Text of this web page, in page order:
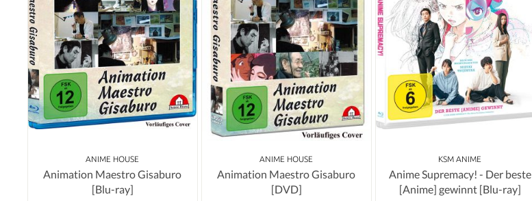
ANIME HOUSE
Animation Maestro Gisaburo
[Blu-ray]
ANIME HOUSE
Animation Maestro Gisaburo
[DVD]
KSM ANIME
Anime Supremacy! - Der beste
[Anime] gewinnt [Blu-ray]